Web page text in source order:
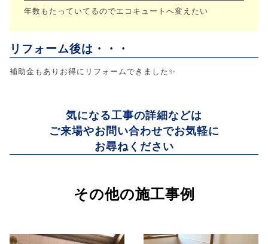
年数もたっていてるのでエコキュートへ変えたい
リフォーム後は・・・
補助金もありお得にリフォームできました✨
気になる工事の詳細などは
ご来場やお問い合わせでお気軽に
お尋ねください
その他の施工事例